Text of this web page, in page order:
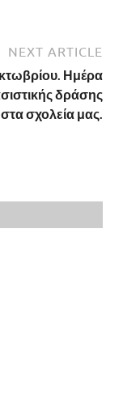
NEXT ARTICLE
Ημέρα
δράσης
στα σχολεία μας.